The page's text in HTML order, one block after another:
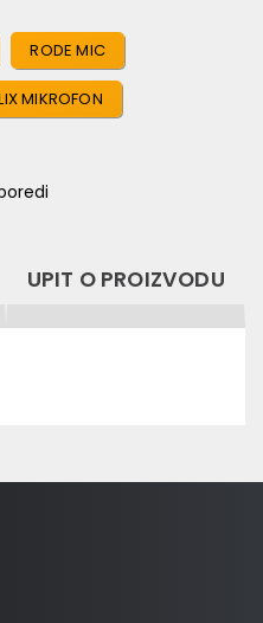
RODE MIC
MIKROFON
UPIT O PROIZVODU